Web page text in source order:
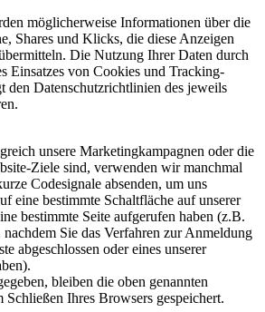
möglicherweise Informationen über die
Shares und Klicks, die diese Anzeigen
Die Nutzung Ihrer Daten durch
Einsatzes von Cookies und Tracking-
den Datenschutzrichtlinien des jeweils
unsere Marketingkampagnen oder die
Ziele sind, verwenden wir manchmal
Codesignale absenden, um uns
eine bestimmte Schaltfläche auf unserer
bestimmte Seite aufgerufen haben (z.B.
nachdem Sie das Verfahren zur Anmeldung
abgeschlossen oder eines unserer
bleiben die oben genannten
Schließen Ihres Browsers gespeichert.